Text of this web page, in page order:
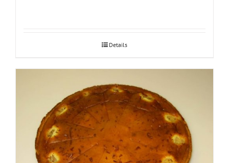
Details